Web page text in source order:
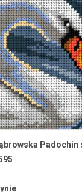
Padochin